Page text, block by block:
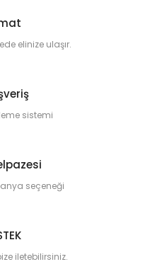
elinize ulaşır.
sistemi
seçeneği
iletebilirsiniz.